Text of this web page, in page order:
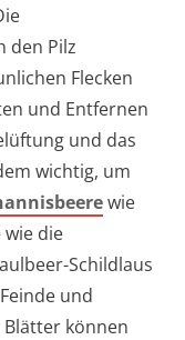
den Pilz
Flecken
und Entfernen
und das
wichtig, um
wie
wie die
Schildlaus
und
können